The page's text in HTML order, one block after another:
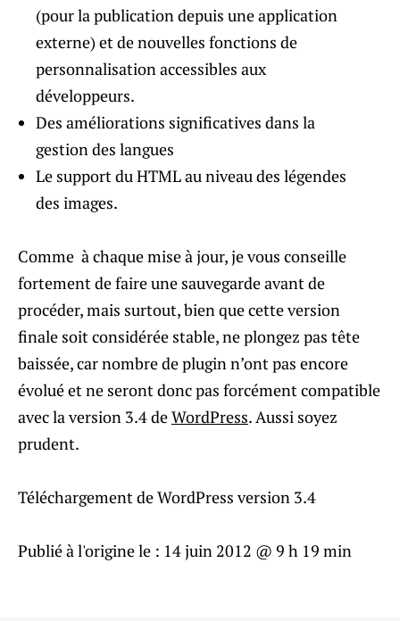
(pour la publication depuis une application
externe) et de nouvelles fonctions de
personnalisation accessibles aux
développeurs.
Des améliorations significatives dans la
gestion des langues
Le support du HTML au niveau des légendes
des images.
Comme à chaque mise à jour, je vous conseille
fortement de faire une sauvegarde avant de
procéder, mais surtout, bien que cette version
finale soit considérée stable, ne plongez pas tête
baissée, car nombre de plugin n’ont pas encore
évolué et ne seront donc pas forcément compatible
avec la version 3.4 deWordPress. Aussi soyez
prudent.
Téléchargement de WordPress version 3.4
Publié à l'origine le : 14 juin 2012 @ 9 h 19 min